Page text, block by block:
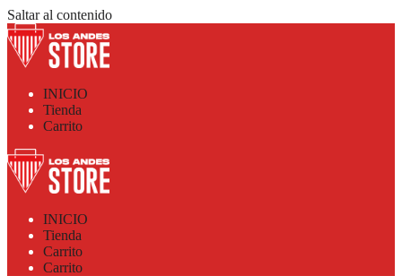
Saltar al contenido
INICIO
Tienda
Carrito
INICIO
Tienda
Carrito
Carrito